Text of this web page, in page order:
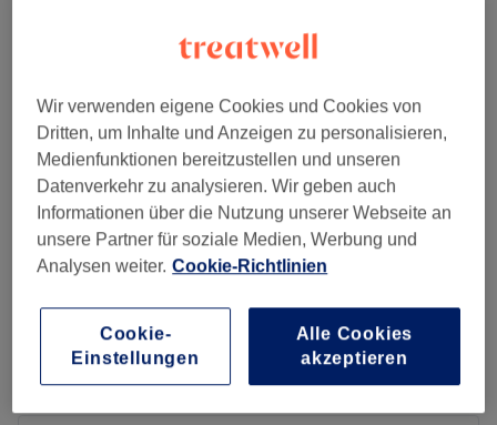
Service
Bewertungen filtern
Behandlung Alle Bewertungen
Bewertung Nach Sternen filtern
Wir verwenden eigene Cookies und Cookies von
Dritten, um Inhalte und Anzeigen zu personalisieren,
Medienfunktionen bereitzustellen und unseren
Datenverkehr zu analysieren. Wir geben auch
Informationen über die Nutzung unserer Webseite an
unsere Partner für soziale Medien, Werbung und
Analysen weiter. Cookie-Richtlinien
Cookie-
Einstellungen
Alle Cookies
akzeptieren